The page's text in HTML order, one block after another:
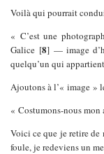
Voilà qui pourrait
« C’est une
Galice[8] — image
quelqu’un qui
Ajoutons à l’« image »
« Costumons-nous mon
Voici ce que je retire de
foule, je redeviens un